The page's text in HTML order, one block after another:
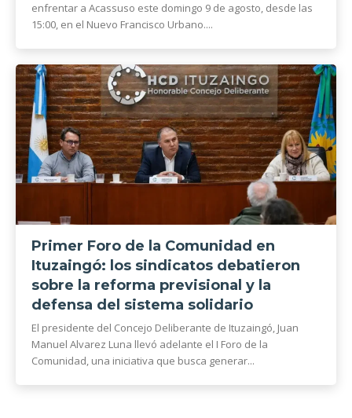
enfrentar a Acassuso este domingo 9 de agosto, desde las
15:00, en el Nuevo Francisco Urbano....
Primer Foro de la Comunidad en
Ituzaingó: los sindicatos debatieron
sobre la reforma previsional y la
defensa del sistema solidario
El presidente del Concejo Deliberante de Ituzaingó, Juan
Manuel Alvarez Luna llevó adelante el I Foro de la
Comunidad, una iniciativa que busca generar...